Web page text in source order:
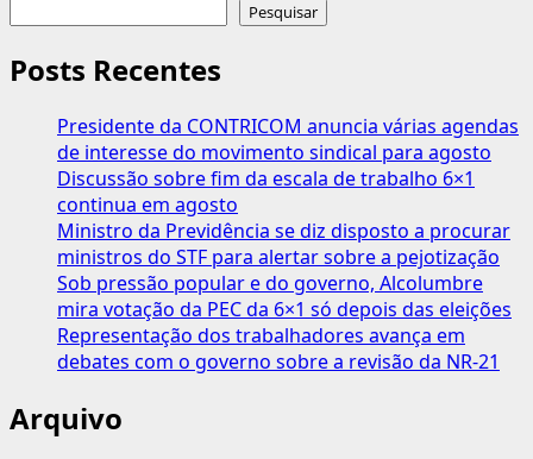
Pesquisar
Posts Recentes
Presidente da CONTRICOM anuncia várias agendas
de interesse do movimento sindical para agosto
Discussão sobre fim da escala de trabalho 6×1
continua em agosto
Ministro da Previdência se diz disposto a procurar
ministros do STF para alertar sobre a pejotização
Sob pressão popular e do governo, Alcolumbre
mira votação da PEC da 6×1 só depois das eleições
Representação dos trabalhadores avança em
debates com o governo sobre a revisão da NR-21
Arquivo